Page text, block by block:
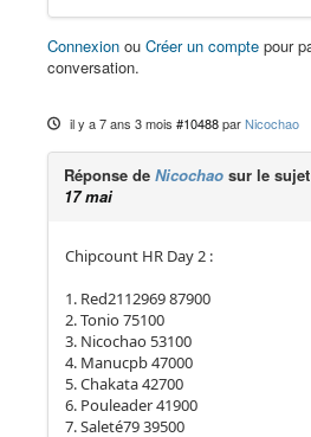
Connexionou Créer un comptepour
conversation.
il y a 7 ans 3 mois #10488 parNicochao
Réponse de Nicochaosur le sujet
17 mai
Chipcount HR Day 2 :
1. Red2112969 87900
2. Tonio 75100
3. Nicochao 53100
4. Manucpb 47000
5. Chakata 42700
6. Pouleader 41900
7. Saleté79 39500